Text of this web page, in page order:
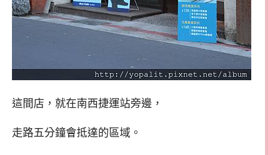
這間店，就在南西捷運站旁邊，
走路五分鐘會抵達的區域。